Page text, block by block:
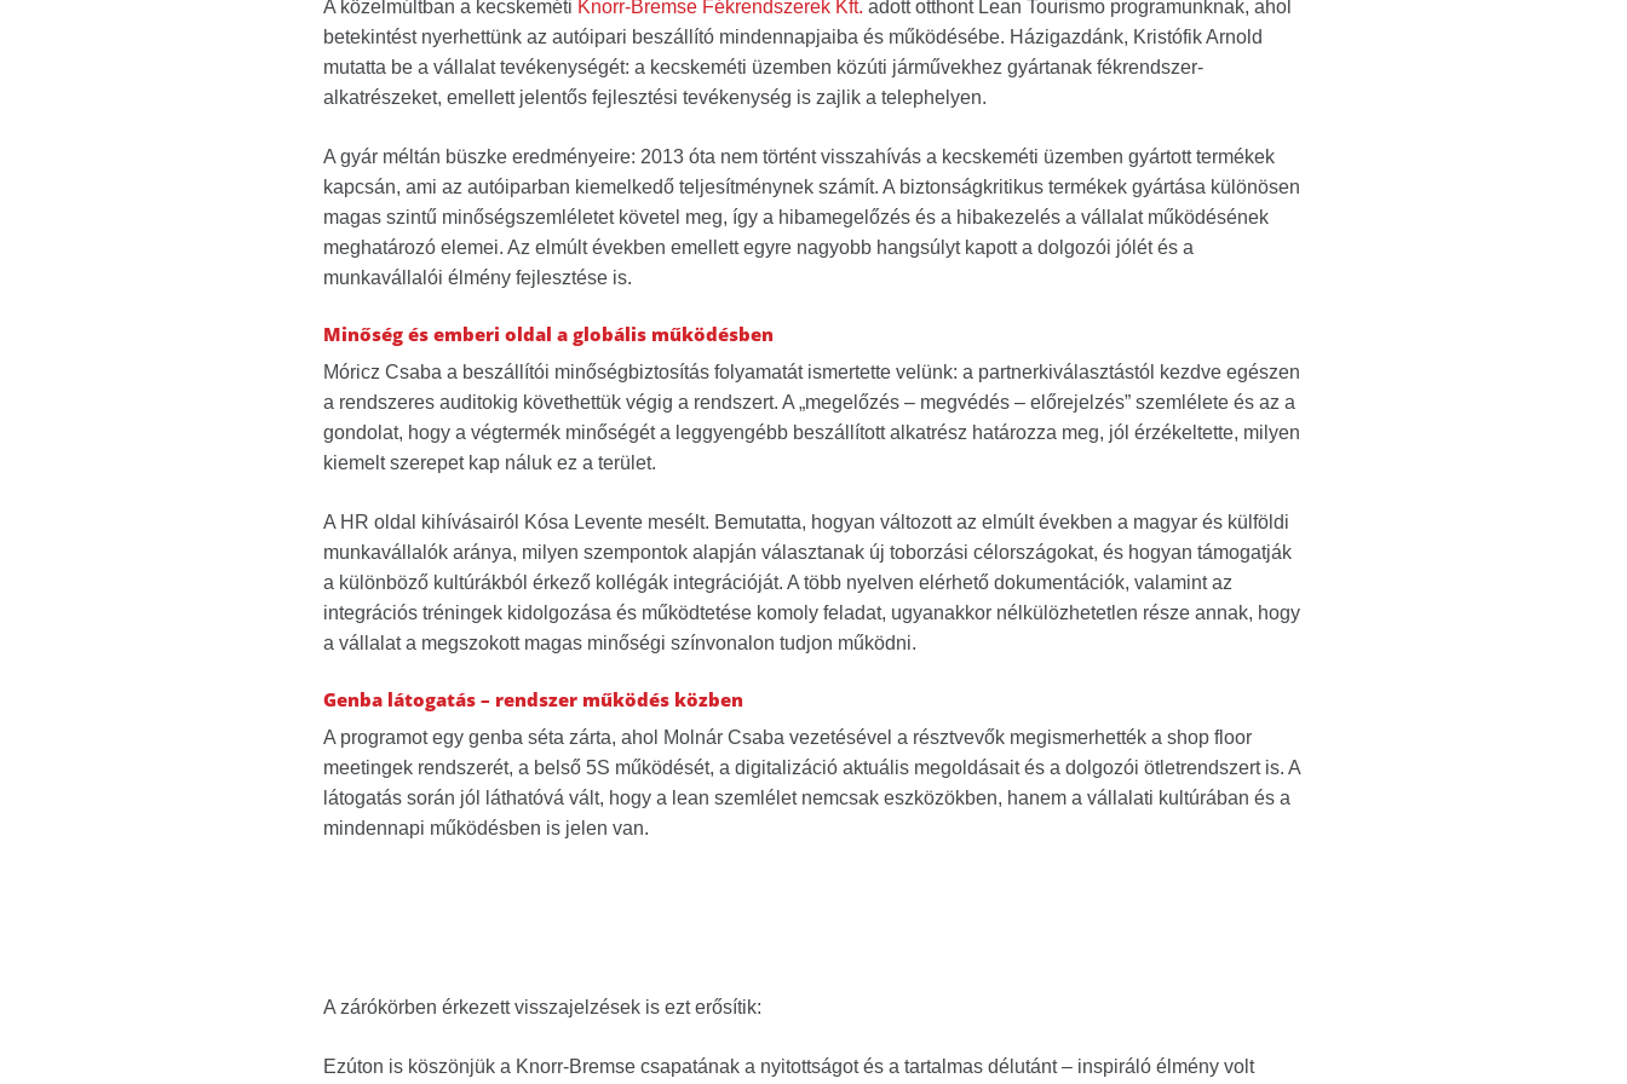
A közelmúltban a kecskeméti Knorr-Bremse Fékrendszerek Kft. adott otthont Lean Tourismo programunknak, ahol
betekintést nyerhettünk az autóipari beszállító mindennapjaiba és működésébe. Házigazdánk, Kristófik Arnold
mutatta be a vállalat tevékenységét: a kecskeméti üzemben közúti járművekhez gyártanak fékrendszer-
alkatrészeket, emellett jelentős fejlesztési tevékenység is zajlik a telephelyen.
A gyár méltán büszke eredményeire: 2013 óta nem történt visszahívás a kecskeméti üzemben gyártott termékek
kapcsán, ami az autóiparban kiemelkedő teljesítménynek számít. A biztonságkritikus termékek gyártása különösen
magas szintű minőségszemléletet követel meg, így a hibamegelőzés és a hibakezelés a vállalat működésének
meghatározó elemei. Az elmúlt években emellett egyre nagyobb hangsúlyt kapott a dolgozói jólét és a
munkavállalói élmény fejlesztése is.
Minőség és emberi oldal a globális működésben
Móricz Csaba a beszállítói minőségbiztosítás folyamatát ismertette velünk: a partnerkiválasztástól kezdve egészen
a rendszeres auditokig követhettük végig a rendszert. A „megelőzés – megvédés – előrejelzés” szemlélete és az a
gondolat, hogy a végtermék minőségét a leggyengébb beszállított alkatrész határozza meg, jól érzékeltette, milyen
kiemelt szerepet kap náluk ez a terület.
A HR oldal kihívásairól Kósa Levente mesélt. Bemutatta, hogyan változott az elmúlt években a magyar és külföldi
munkavállalók aránya, milyen szempontok alapján választanak új toborzási célországokat, és hogyan támogatják
a különböző kultúrákból érkező kollégák integrációját. A több nyelven elérhető dokumentációk, valamint az
integrációs tréningek kidolgozása és működtetése komoly feladat, ugyanakkor nélkülözhetetlen része annak, hogy
a vállalat a megszokott magas minőségi színvonalon tudjon működni.
Genba látogatás – rendszer működés közben
A programot egy genba séta zárta, ahol Molnár Csaba vezetésével a résztvevők megismerhették a shop floor
meetingek rendszerét, a belső 5S működését, a digitalizáció aktuális megoldásait és a dolgozói ötletrendszert is. A
látogatás során jól láthatóvá vált, hogy a lean szemlélet nemcsak eszközökben, hanem a vállalati kultúrában és a
mindennapi működésben is jelen van.
A zárókörben érkezett visszajelzések is ezt erősítik:
Ezúton is köszönjük a Knorr-Bremse csapatának a nyitottságot és a tartalmas délutánt – inspiráló élmény volt